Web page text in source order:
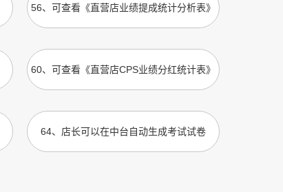
56、 可查看《直营店业绩提成统计分析表》
60、 可查看《直营店CPS业绩分红统计表》
64、 店长可以在中台自动生成考试试卷